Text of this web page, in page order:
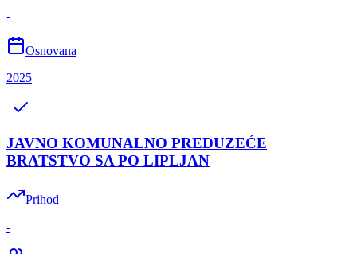
-
Osnovana
2025
JAVNO KOMUNALNO PREDUZEĆE
BRATSTVO SA PO LIPLJAN
Prihod
-